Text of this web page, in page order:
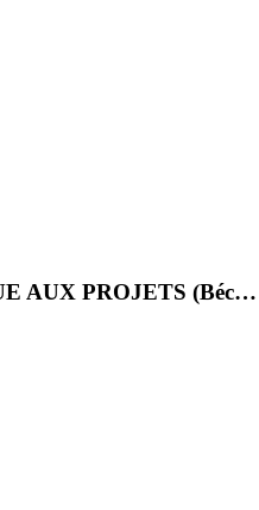
AUX PROJETS (Béc…